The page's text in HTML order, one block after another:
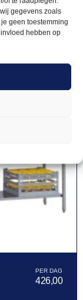
gegevens zoals
geen toestemming
hebben op
426,00